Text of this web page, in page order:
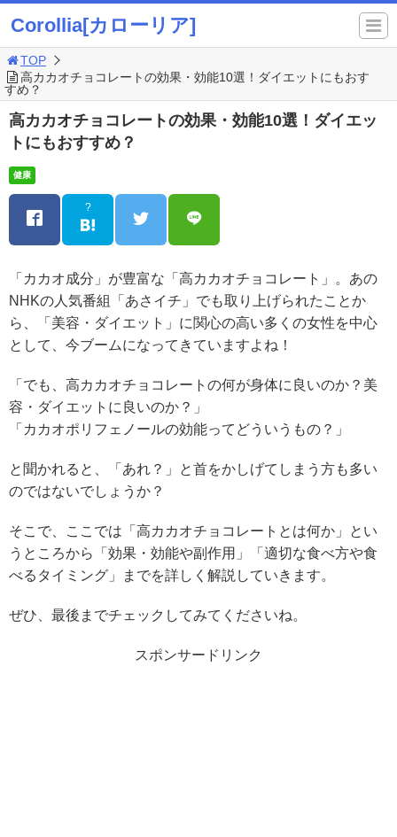
Corollia[カローリア]
TOP
高カカオチョコレートの効果・効能10選！ダイエットにもおす
すめ？
高カカオチョコレートの効果・効能10選！ダイエッ
トにもおすすめ？
健康
?
「カカオ成分」が豊富な「高カカオチョコレート」。あの
NHKの人気番組「あさイチ」でも取り上げられたことか
ら、「美容・ダイエット」に関心の高い多くの女性を中心
として、今ブームになってきていますよね！
「でも、高カカオチョコレートの何が身体に良いのか？美
容・ダイエットに良いのか？」
「カカオポリフェノールの効能ってどういうもの？」
と聞かれると、「あれ？」と首をかしげてしまう方も多い
のではないでしょうか？
そこで、ここでは「高カカオチョコレートとは何か」とい
うところから「効果・効能や副作用」「適切な食べ方や食
べるタイミング」までを詳しく解説していきます。
ぜひ、最後までチェックしてみてくださいね。
スポンサードリンク